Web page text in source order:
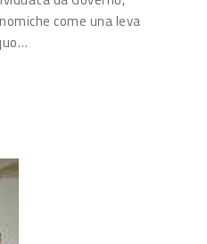
come una leva